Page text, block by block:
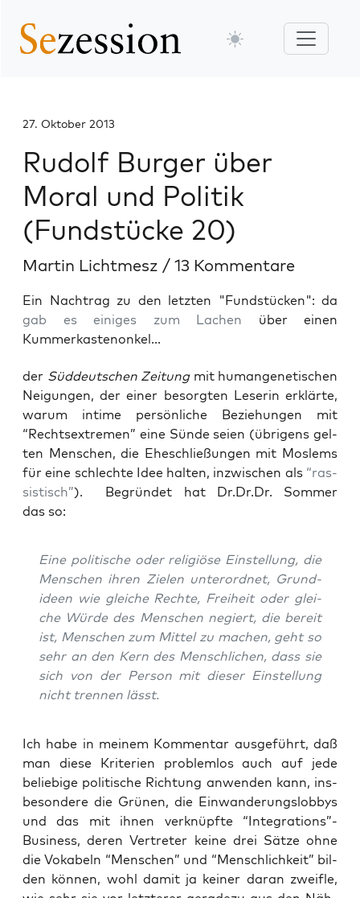
27. Oktober 2013
Rudolf Burger über
Moral und Politik
(Fundstücke 20)
Martin Lichtmesz / 13 Kommentare
Ein Nachtrag zu den letzten "Fundstücken": da
gab es einiges zum Lachen über einen
Kummerkastenonkel...
der Süd­deut­schen Zei­tungmit human­ge­ne­ti­schen
Nei­gun­gen, der einer besorg­ten Lese­rin erklär­te,
war­um inti­me per­sön­li­che Bezie­hun­gen mit
“Rechts­extre­men” eine Sün­de sei­en (übri­gens gel­
ten Men­schen, die Ehe­schlie­ßun­gen mit Mos­lems
für eine schlech­te Idee hal­ten, inzwi­schen als “ras­
sis­tisch”). Begrün­det hat Dr.Dr.Dr. Som­mer
das so:
Eine poli­ti­sche oder reli­giö­se Ein­stel­lung, die
Men­schen ihren Zie­len unter­ord­net, Grund­
ideen wie glei­che Rech­te, Frei­heit oder glei­
che Wür­de des Men­schen negiert, die bereit
ist, Men­schen zum Mit­tel zu machen, geht so
sehr an den Kern des Mensch­li­chen, dass sie
sich von der Per­son mit die­ser Ein­stel­lung
nicht tren­nen lässt.
Ich habe in mei­nem Kom­men­tar aus­ge­führt, daß
man die­se Kri­te­ri­en pro­blem­los auch auf jede
belie­bi­ge poli­ti­sche Rich­tung anwen­den kann, ins­
be­son­de­re die Grü­nen, die Ein­wan­de­rungs­lob­bys
und das mit ihnen ver­knüpf­te “Integrations”-
Business, deren Ver­tre­ter kei­ne drei Sät­ze ohne
die Voka­beln “Men­schen” und “Mensch­lich­keit” bil­
den kön­nen, wohl damit ja kei­ner dar­an zweif­le,